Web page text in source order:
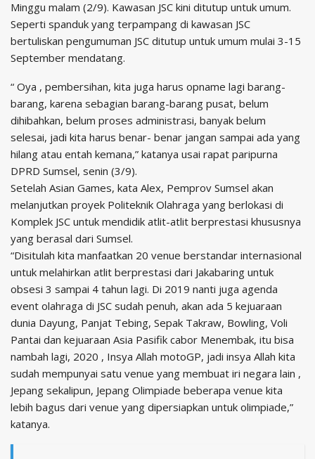
Minggu malam (2/9). Kawasan JSC kini ditutup untuk umum.
Seperti spanduk yang terpampang di kawasan JSC
bertuliskan pengumuman JSC ditutup untuk umum mulai 3-15
September mendatang.
“ Oya , pembersihan, kita juga harus opname lagi barang-
barang, karena sebagian barang-barang pusat, belum
dihibahkan, belum proses administrasi, banyak belum
selesai, jadi kita harus benar- benar jangan sampai ada yang
hilang atau entah kemana,” katanya usai rapat paripurna
DPRD Sumsel, senin (3/9).
Setelah Asian Games, kata Alex, Pemprov Sumsel akan
melanjutkan proyek Politeknik Olahraga yang berlokasi di
Komplek JSC untuk mendidik atlit-atlit berprestasi khususnya
yang berasal dari Sumsel.
“Disitulah kita manfaatkan 20 venue berstandar internasional
untuk melahirkan atlit berprestasi dari Jakabaring untuk
obsesi 3 sampai 4 tahun lagi. Di 2019 nanti juga agenda
event olahraga di JSC sudah penuh, akan ada 5 kejuaraan
dunia Dayung, Panjat Tebing, Sepak Takraw, Bowling, Voli
Pantai dan kejuaraan Asia Pasifik cabor Menembak, itu bisa
nambah lagi, 2020 , Insya Allah motoGP, jadi insya Allah kita
sudah mempunyai satu venue yang membuat iri negara lain ,
Jepang sekalipun, Jepang Olimpiade beberapa venue kita
lebih bagus dari venue yang dipersiapkan untuk olimpiade,”
katanya.